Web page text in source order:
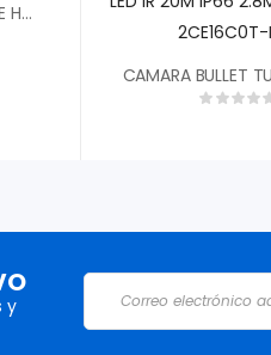
ADAPTADOR DE EMPALME HEMBRA COAXIAL CF81GHZC
y